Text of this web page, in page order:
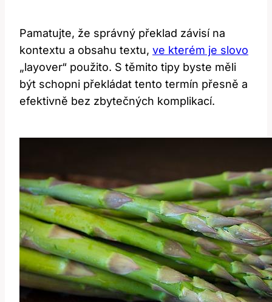
Pamatujte, že správný překlad závisí na
kontextu a obsahu textu, ve kterém je slovo
„layover“ použito. S těmito tipy byste měli
být schopni překládat tento termín přesně a
efektivně bez zbytečných komplikací.